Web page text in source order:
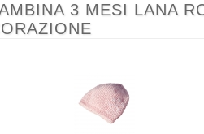
3 MESI LANA